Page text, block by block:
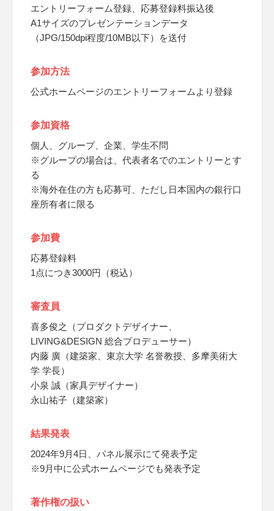
エントリーフォーム登録、応募登録料振込後
A1サイズのプレゼンテーションデータ
（JPG/150dpi程度/10MB以下）を送付
参加方法
公式ホームページのエントリーフォームより登録
参加資格
個人、グループ、企業、学生不問
※グループの場合は、代表者名でのエントリーとす
る
※海外在住の方も応募可、ただし日本国内の銀行口
座所有者に限る
参加費
応募登録料
1点につき3000円（税込）
審査員
喜多俊之（プロダクトデザイナー、
LIVING&DESIGN 総合プロデューサー）
内藤 廣（建築家、東京大学 名誉教授、多摩美術大
学 学長）
小泉 誠（家具デザイナー）
永山祐子（建築家）
結果発表
2024年9月4日、パネル展示にて発表予定
※9月中に公式ホームページでも発表予定
著作権の扱い